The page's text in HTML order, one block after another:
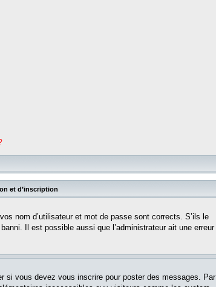
et d’inscription
nom d’utilisateur et mot de passe sont corrects. S’ils le
Il est possible aussi que l’administrateur ait une erreur
si vous devez vous inscrire pour poster des messages. Par